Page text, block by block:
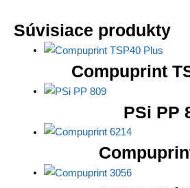
Súvisiace produkty
Compuprint
PSi PP